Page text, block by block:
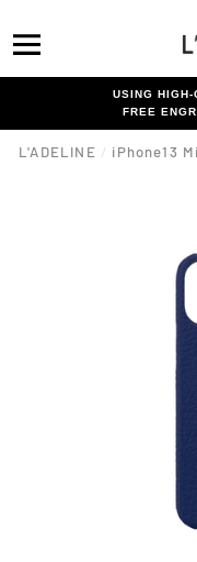
to
content
SITE NAVIGATION
USING HIGH-
FREE
L'ADELINE / iPhone13